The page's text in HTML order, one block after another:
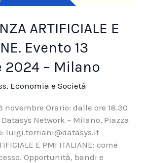
ARTIFICIALE E
Evento 13
2024 – Milano
, Economia e Società
novembre Orario: dalle ore 18.30
Network – Milano, Piazza
luigi.torriani@datasys.it
E PMI ITALIANE: come
Opportunità, bandi e